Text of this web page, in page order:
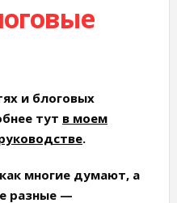
и блоговых
тут в моем
.
многие думают, а
разные —